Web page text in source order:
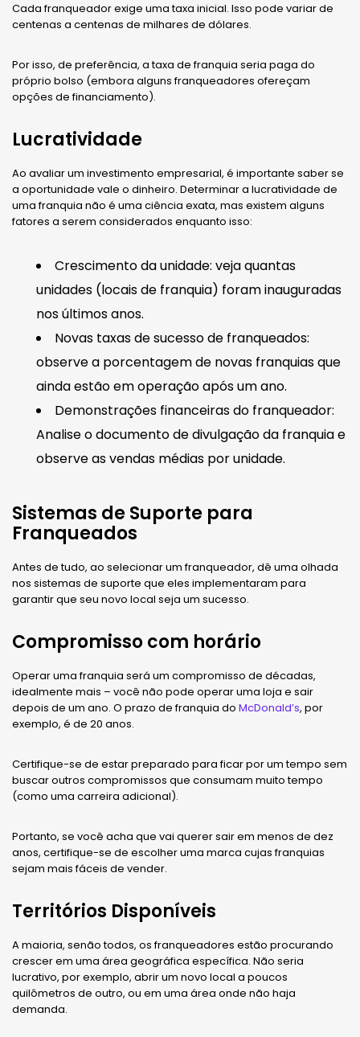
Cada franqueador exige uma taxa inicial. Isso pode variar de
centenas a centenas de milhares de dólares.
Por isso, de preferência, a taxa de franquia seria paga do
próprio bolso (embora alguns franqueadores ofereçam
opções de financiamento).
Lucratividade
Ao avaliar um investimento empresarial, é importante saber se
a oportunidade vale o dinheiro. Determinar a lucratividade de
uma franquia não é uma ciência exata, mas existem alguns
fatores a serem considerados enquanto isso:
Crescimento da unidade: veja quantas
unidades (locais de franquia) foram inauguradas
nos últimos anos.
Novas taxas de sucesso de franqueados:
observe a porcentagem de novas franquias que
ainda estão em operação após um ano.
Demonstrações financeiras do franqueador:
Analise o documento de divulgação da franquia e
observe as vendas médias por unidade.
Sistemas de Suporte para
Franqueados
Antes de tudo, ao selecionar um franqueador, dê uma olhada
nos sistemas de suporte que eles implementaram para
garantir que seu novo local seja um sucesso.
Compromisso com horário
Operar uma franquia será um compromisso de décadas,
idealmente mais – você não pode operar uma loja e sair
depois de um ano. O prazo de franquia do McDonald’s, por
exemplo, é de 20 anos.
Certifique-se de estar preparado para ficar por um tempo sem
buscar outros compromissos que consumam muito tempo
(como uma carreira adicional).
Portanto, se você acha que vai querer sair em menos de dez
anos, certifique-se de escolher uma marca cujas franquias
sejam mais fáceis de vender.
Territórios Disponíveis
A maioria, senão todos, os franqueadores estão procurando
crescer em uma área geográfica específica. Não seria
lucrativo, por exemplo, abrir um novo local a poucos
quilômetros de outro, ou em uma área onde não haja
demanda.